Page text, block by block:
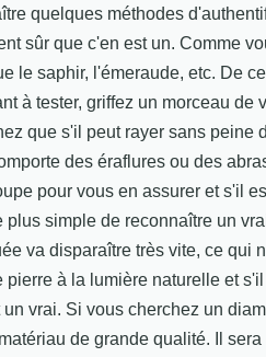
quelques méthodes
sûr que c'en est un. Comme
le saphir, l'émeraude, etc. De
à tester, griffez un morceau
que s'il peut rayer sans peine
des éraflures ou des
pour vous en assurer et s'il
plus simple de reconnaître un
va disparaître très vite, ce qui
pierre à la lumière naturelle et
vrai. Si vous cherchez un
de grande qualité. Il